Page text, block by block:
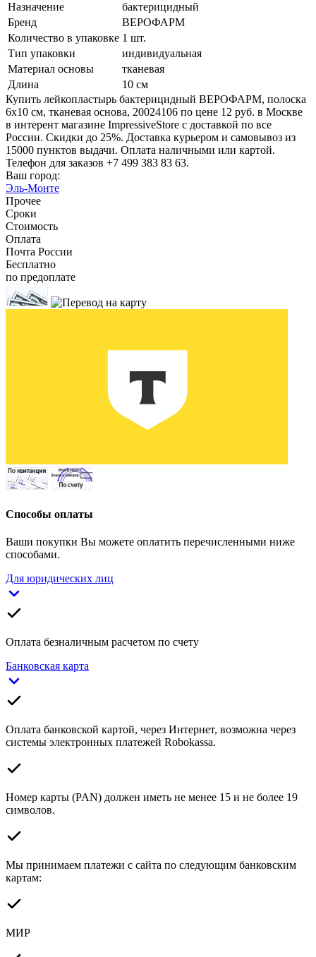
Назначение
бактерицидный
Бренд
ВЕРОФАРМ
Количество в упаковке 1 шт.
Тип упаковки
индивидуальная
Материал основы
тканевая
Длина
10 см
Купить лейкопластырь бактерицидный ВЕРОФАРМ, полоска
6х10 см, тканевая основа, 20024106 по цене 12 руб. в Москве
в интерент магазине ImpressiveStore с доставкой по все
России. Скидки до 25%. Доставка курьером и самовывоз из
15000 пунктов выдачи. Оплата наличными или картой.
Телефон для заказов +7 499 383 83 63.
Ваш город:
Эль-Монте
Прочее
Сроки
Стоимость
Оплата
Почта России
Бесплатно
по предоплате
Способы оплаты
Ваши покупки Вы можете оплатить перечисленными ниже
способами.
Для юридических лиц
Оплата безналичным расчетом по счету
Банковская карта
Оплата банковской картой, через Интернет, возможна через
системы электронных платежей Robokassa.
Номер карты (PAN) должен иметь не менее 15 и не более 19
символов.
Мы принимаем платежи с сайта по следующим банковским
картам:
МИР